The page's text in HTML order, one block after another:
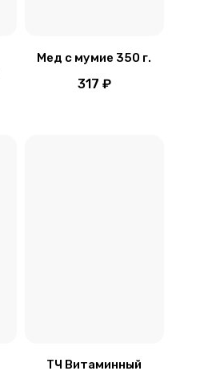
ТЧ Витаминный
Мед с мумие 350 г.
317 ₽